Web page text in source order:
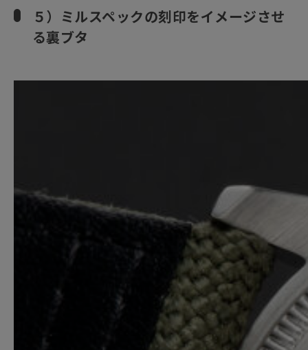
５）ミルスペックの刻印をイメージさせ
る裏ブタ